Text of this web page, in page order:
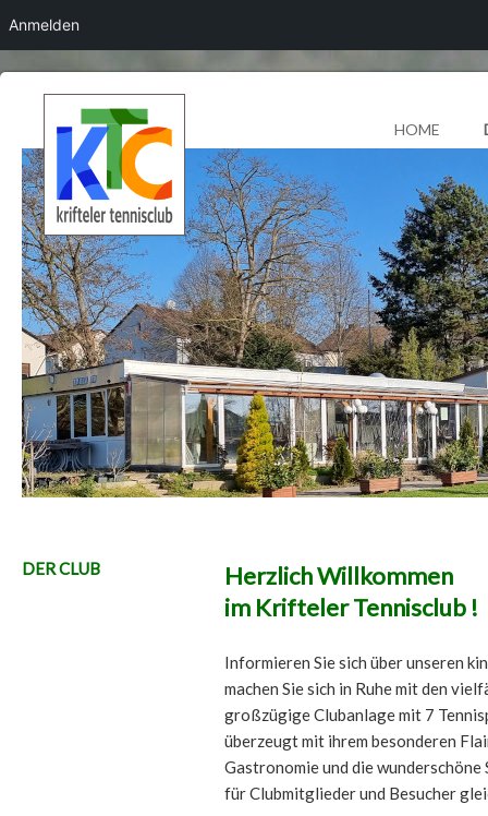
HOME
DER CLUB
Herzlich Willkommen
im Krifteler Tennisclub !
Informieren Sie sich über unseren
machen Sie sich in Ruhe mit den
großzügige Clubanlage mit 7
überzeugt mit ihrem besonderen
Gastronomie und die
für Clubmitglieder und Besucher
Anmelden